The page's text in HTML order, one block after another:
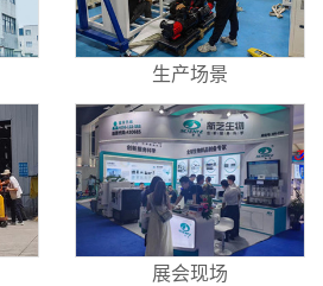
生产场景
展会现场